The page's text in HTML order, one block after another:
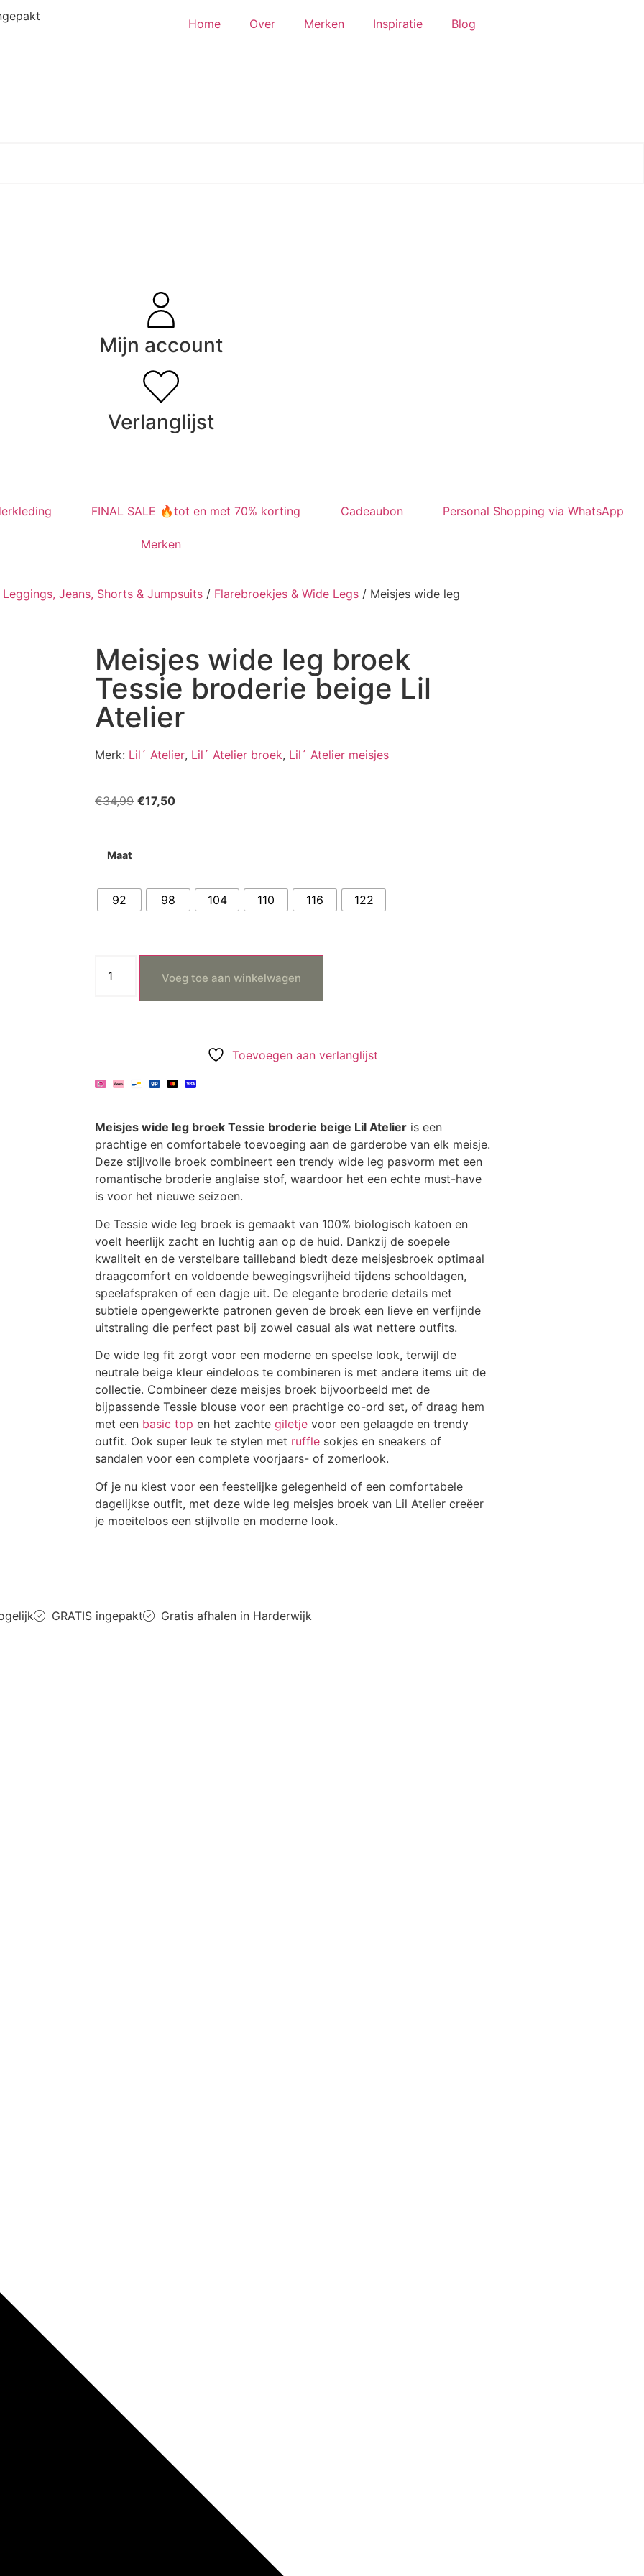
Home Over Merken Inspiratie Blog
Mijn account
Verlanglijst
FINAL SALE 🔥tot en met 70% korting Cadeaubon Personal Shopping via WhatsApp
Merken
Leggings, Jeans, Shorts & Jumpsuits / Flarebroekjes & Wide Legs / Meisjes wide leg
Meisjes wide leg broek
Tessie broderie beige Lil
Atelier
Merk: Lil´ Atelier, Lil´ Atelier broek, Lil´ Atelier meisjes
€34,99 €17,50
Maat
92 98 104 110 116 122
Voeg toe aan winkelwagen
Toevoegen aan verlanglijst
Meisjes wide leg broek Tessie broderie beige Lil Atelier is een
prachtige en comfortabele toevoeging aan de garderobe van elk meisje.
Deze stijlvolle broek combineert een trendy wide leg pasvorm met een
romantische broderie anglaise stof, waardoor het een echte must-have
is voor het nieuwe seizoen.
De Tessie wide leg broek is gemaakt van 100% biologisch katoen en
voelt heerlijk zacht en luchtig aan op de huid. Dankzij de soepele
kwaliteit en de verstelbare tailleband biedt deze meisjesbroek optimaal
draagcomfort en voldoende bewegingsvrijheid tijdens schooldagen,
speelafspraken of een dagje uit. De elegante broderie details met
subtiele opengewerkte patronen geven de broek een lieve en verfijnde
uitstraling die perfect past bij zowel casual als wat nettere outfits.
De wide leg fit zorgt voor een moderne en speelse look, terwijl de
neutrale beige kleur eindeloos te combineren is met andere items uit de
collectie. Combineer deze meisjes broek bijvoorbeeld met de
bijpassende Tessie blouse voor een prachtige co-ord set, of draag hem
met een basic top en het zachte giletje voor een gelaagde en trendy
outfit. Ook super leuk te stylen met ruffle sokjes en sneakers of
sandalen voor een complete voorjaars- of zomerlook.
Of je nu kiest voor een feestelijke gelegenheid of een comfortabele
dagelijkse outfit, met deze wide leg meisjes broek van Lil Atelier creëer
je moeiteloos een stijlvolle en moderne look.
GRATIS ingepakt Gratis afhalen in Harderwijk